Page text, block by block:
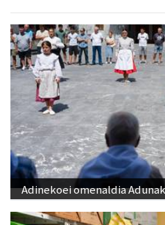
Adinekoei omenaldia